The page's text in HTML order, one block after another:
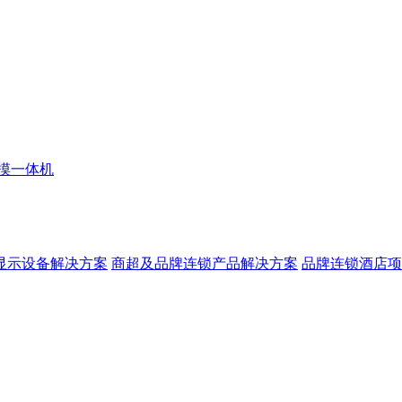
一体机
示设备解决方案 商超及品牌连锁产品解决方案 品牌连锁酒店项